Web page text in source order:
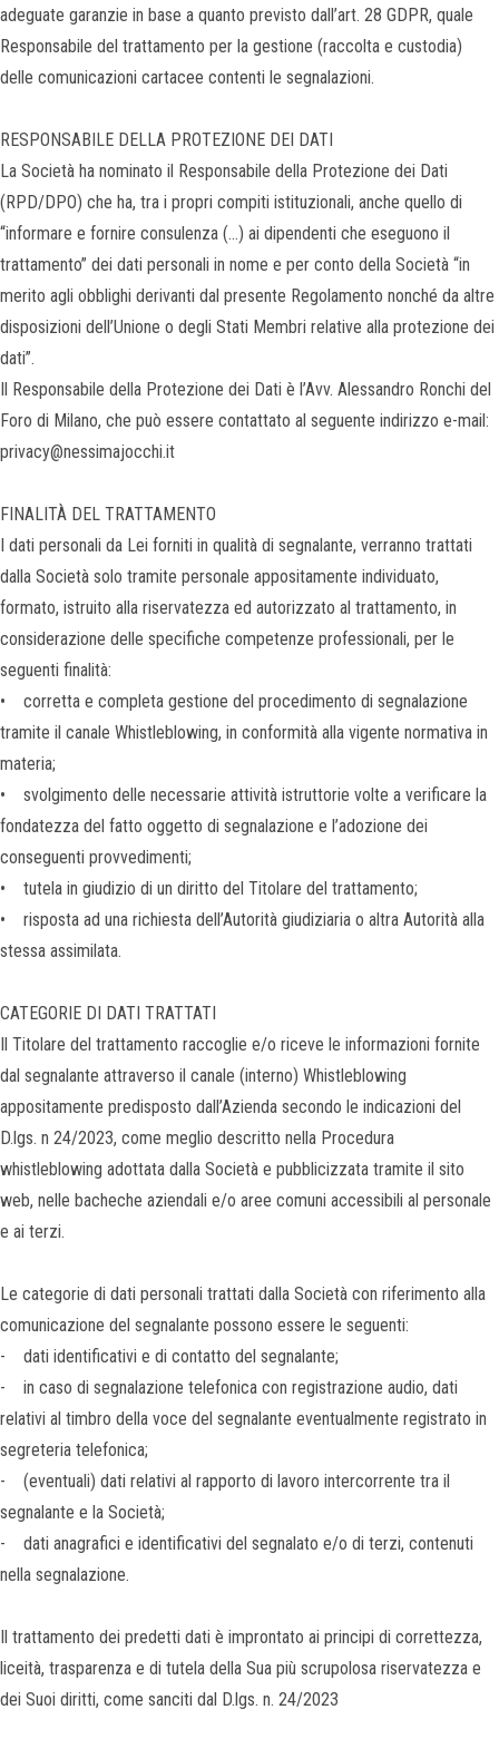
adeguate garanzie in base a quanto previsto dall’art. 28 GDPR, quale
Responsabile del trattamento per la gestione (raccolta e custodia)
delle comunicazioni cartacee contenti le segnalazioni.
RESPONSABILE DELLA PROTEZIONE DEI DATI
La Società ha nominato il Responsabile della Protezione dei Dati
(RPD/DPO) che ha, tra i propri compiti istituzionali, anche quello di
“informare e fornire consulenza (…) ai dipendenti che eseguono il
trattamento” dei dati personali in nome e per conto della Società “in
merito agli obblighi derivanti dal presente Regolamento nonché da altre
disposizioni dell’Unione o degli Stati Membri relative alla protezione dei
dati”.
Il Responsabile della Protezione dei Dati è l’Avv. Alessandro Ronchi del
Foro di Milano, che può essere contattato al seguente indirizzo e-mail:
privacy@nessimajocchi.it
FINALITÀ DEL TRATTAMENTO
I dati personali da Lei forniti in qualità di segnalante, verranno trattati
dalla Società solo tramite personale appositamente individuato,
formato, istruito alla riservatezza ed autorizzato al trattamento, in
considerazione delle specifiche competenze professionali, per le
seguenti finalità:
• corretta e completa gestione del procedimento di segnalazione
tramite il canale Whistleblowing, in conformità alla vigente normativa in
materia;
• svolgimento delle necessarie attività istruttorie volte a verificare la
fondatezza del fatto oggetto di segnalazione e l’adozione dei
conseguenti provvedimenti;
• tutela in giudizio di un diritto del Titolare del trattamento;
• risposta ad una richiesta dell’Autorità giudiziaria o altra Autorità alla
stessa assimilata.
CATEGORIE DI DATI TRATTATI
Il Titolare del trattamento raccoglie e/o riceve le informazioni fornite
dal segnalante attraverso il canale (interno) Whistleblowing
appositamente predisposto dall’Azienda secondo le indicazioni del
D.lgs. n 24/2023, come meglio descritto nella Procedura
whistleblowing adottata dalla Società e pubblicizzata tramite il sito
web, nelle bacheche aziendali e/o aree comuni accessibili al personale
e ai terzi.
Le categorie di dati personali trattati dalla Società con riferimento alla
comunicazione del segnalante possono essere le seguenti:
- dati identificativi e di contatto del segnalante;
- in caso di segnalazione telefonica con registrazione audio, dati
relativi al timbro della voce del segnalante eventualmente registrato in
segreteria telefonica;
- (eventuali) dati relativi al rapporto di lavoro intercorrente tra il
segnalante e la Società;
- dati anagrafici e identificativi del segnalato e/o di terzi, contenuti
nella segnalazione.
Il trattamento dei predetti dati è improntato ai principi di correttezza,
liceità, trasparenza e di tutela della Sua più scrupolosa riservatezza e
dei Suoi diritti, come sanciti dal D.lgs. n. 24/2023